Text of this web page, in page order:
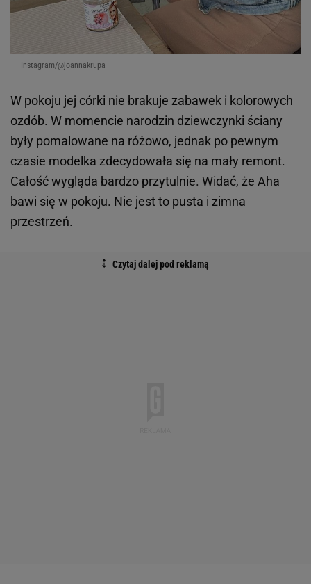
Instagram/@joannakrupa
W pokoju jej córki nie brakuje zabawek i kolorowych
ozdób. W momencie narodzin dziewczynki ściany
były pomalowane na różowo, jednak po pewnym
czasie modelka zdecydowała się na mały remont.
Całość wygląda bardzo przytulnie. Widać, że Aha
bawi się w pokoju. Nie jest to pusta i zimna
przestrzeń.